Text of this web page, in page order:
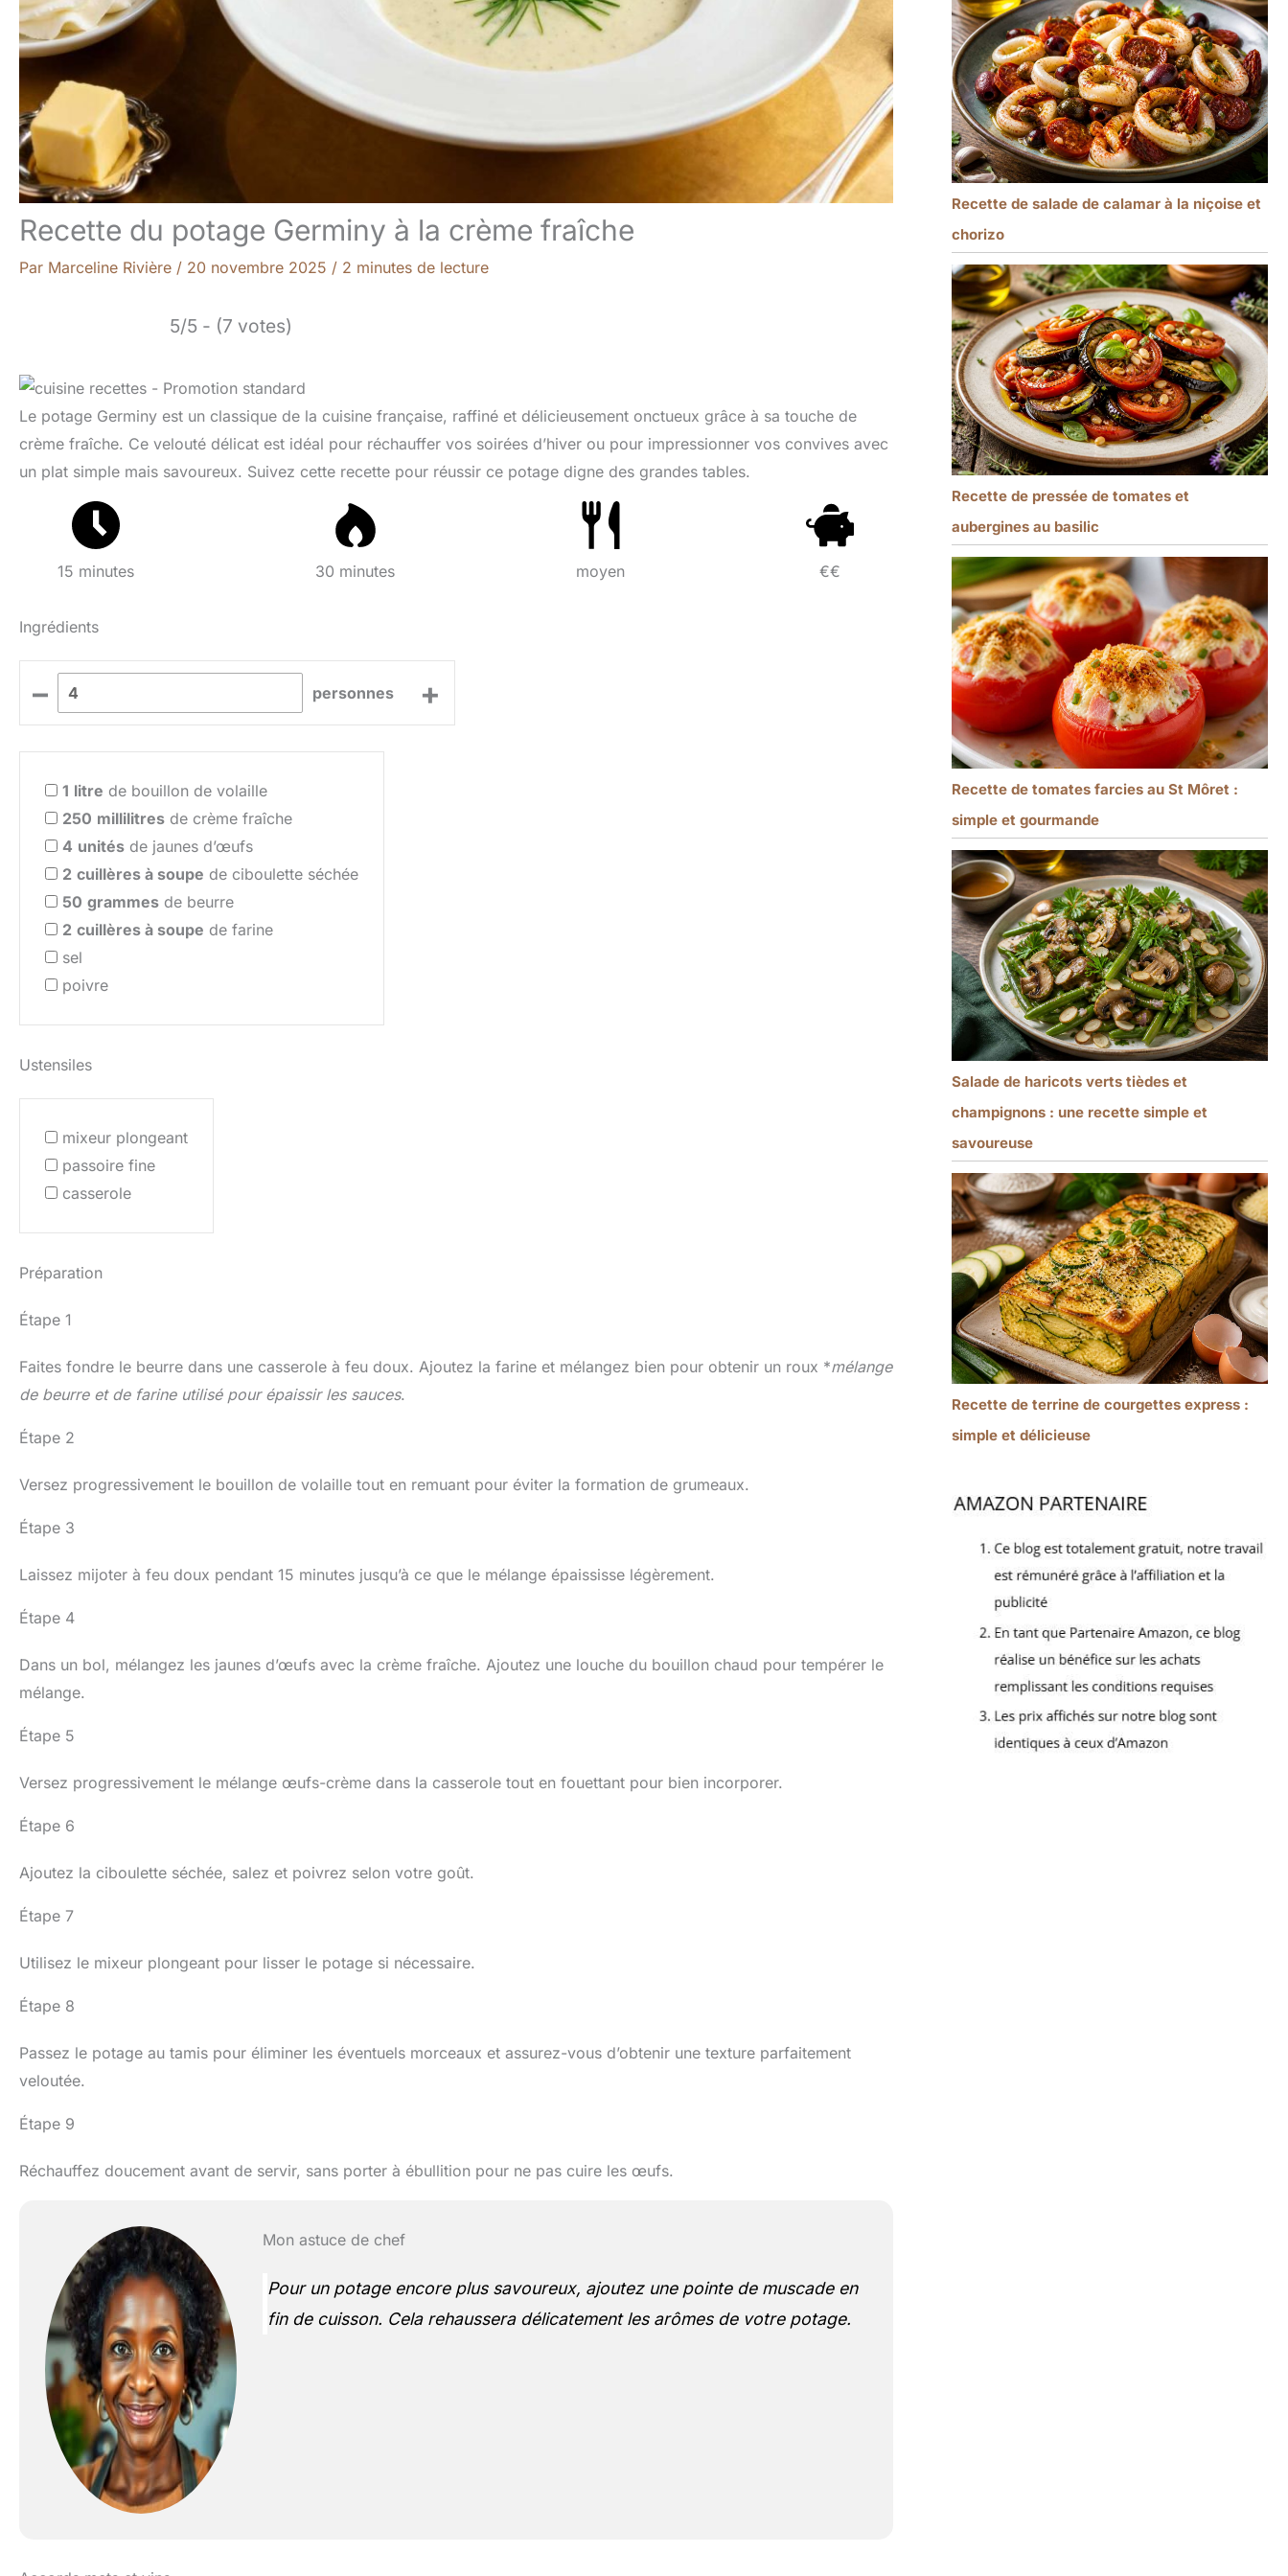
Recette du potage Germiny à la crème fraîche
Par Marceline Rivière / 20 novembre 2025 / 2 minutes de lecture
5/5 - (7 votes)
Le potage Germiny est un classique de la cuisine française, raffiné et délicieusement onctueux grâce à sa touche de
crème fraîche. Ce velouté délicat est idéal pour réchauffer vos soirées d’hiver ou pour impressionner vos convives avec
un plat simple mais savoureux. Suivez cette recette pour réussir ce potage digne des grandes tables.
15 minutes 30 minutes moyen €€
Ingrédients
– personnes +
1 litre de bouillon de volaille
250 millilitres de crème fraîche
4 unités de jaunes d’œufs
2 cuillères à soupe de ciboulette séchée
50 grammes de beurre
2 cuillères à soupe de farine
sel
poivre
Ustensiles
mixeur plongeant
passoire fine
casserole
Préparation
Étape 1
Faites fondre le beurre dans une casserole à feu doux. Ajoutez la farine et mélangez bien pour obtenir un roux *mélange
de beurre et de farine utilisé pour épaissir les sauces.
Étape 2
Versez progressivement le bouillon de volaille tout en remuant pour éviter la formation de grumeaux.
Étape 3
Laissez mijoter à feu doux pendant 15 minutes jusqu’à ce que le mélange épaississe légèrement.
Étape 4
Dans un bol, mélangez les jaunes d’œufs avec la crème fraîche. Ajoutez une louche du bouillon chaud pour tempérer le
mélange.
Étape 5
Versez progressivement le mélange œufs-crème dans la casserole tout en fouettant pour bien incorporer.
Étape 6
Ajoutez la ciboulette séchée, salez et poivrez selon votre goût.
Étape 7
Utilisez le mixeur plongeant pour lisser le potage si nécessaire.
Étape 8
Passez le potage au tamis pour éliminer les éventuels morceaux et assurez-vous d’obtenir une texture parfaitement
veloutée.
Étape 9
Réchauffez doucement avant de servir, sans porter à ébullition pour ne pas cuire les œufs.
Mon astuce de chef
Pour un potage encore plus savoureux, ajoutez une pointe de muscade en
fin de cuisson. Cela rehaussera délicatement les arômes de votre potage.
Recette de salade de calamar à la niçoise et
chorizo
Recette de pressée de tomates et
aubergines au basilic
Recette de tomates farcies au St Môret :
simple et gourmande
Salade de haricots verts tièdes et
champignons : une recette simple et
savoureuse
Recette de terrine de courgettes express :
simple et délicieuse